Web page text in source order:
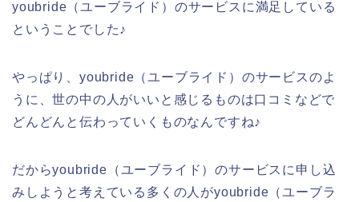
youbride（ユーブライド）のサービスに満足している
ということでした♪
やっぱり、youbride（ユーブライド）のサービスのよ
うに、世の中の人がいいと感じるものは口コミなどで
どんどんと伝わっていくものなんですね♪
だからyoubride（ユーブライド）のサービスに申し込
みしようと考えている多くの人がyoubride（ユーブラ